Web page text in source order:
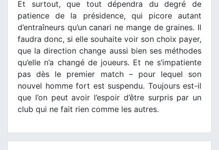
Et surtout, que tout dépendra du degré de
patience de la présidence, qui picore autant
d’entraîneurs qu’un canari ne mange de graines. Il
faudra donc, si elle souhaite voir son choix payer,
que la direction change aussi bien ses méthodes
qu’elle n’a changé de joueurs. Et ne s’impatiente
pas dès le premier match – pour lequel son
nouvel homme fort est suspendu. Toujours est-il
que l’on peut avoir l’espoir d’être surpris par un
club qui ne fait rien comme les autres.